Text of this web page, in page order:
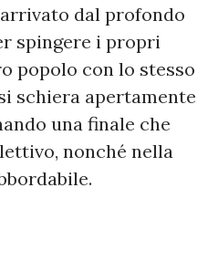
dal profondo
spingere i propri
popolo con lo stesso
schiera apertamente
una finale che
nonché nella